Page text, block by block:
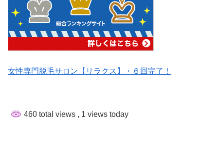
女性専門脱毛サロン【リラクス】・６回完了！
460 total views , 1 views today